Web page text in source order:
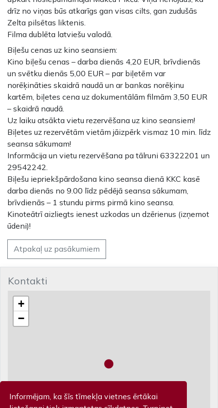
Informējam, ka šīs tīmekļa vietnes ērtākai
drīz no viņas būs atkarīgs gan visas cilts, gan zudušās
Zelta pilsētas liktenis.
Filma dublēta latviešu valodā.
Biļešu cenas uz kino seansiem:
Kino biļešu cenas – darba dienās 4,20 EUR, brīvdienās
un svētku dienās 5,00 EUR – par biļetēm var
norēķināties skaidrā naudā un ar bankas norēķinu
kartēm, biļetes cena uz dokumentālām filmām 3,50 EUR
– skaidrā naudā.
Uz laiku atsākta vietu rezervēšana uz kino seansiem!
Biļetes uz rezervētām vietām jāizpērk vismaz 10 min. līdz
seansa sākumam!
Informācija un vietu rezervēšana pa tālruni 63322201 un
29542242.
Biļešu iepriekšpārdošana kino seansa dienā KKC kasē
darba dienās no 9.00 līdz pēdējā seansa sākumam,
brīvdienās – 1 stundu pirms pirmā kino seansa.
Kinoteātrī aizliegts ienest uzkodas un dzērienus (izņemot
ūdeni)!
Atpakaļ uz pasākumiem
Kontakti
+
−